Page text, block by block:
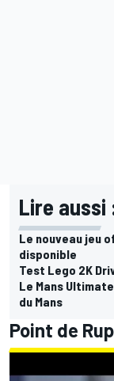
Lire aussi
Le nouveau jeu
disponible
Test Lego 2K
Le Mans
du Mans
Point de